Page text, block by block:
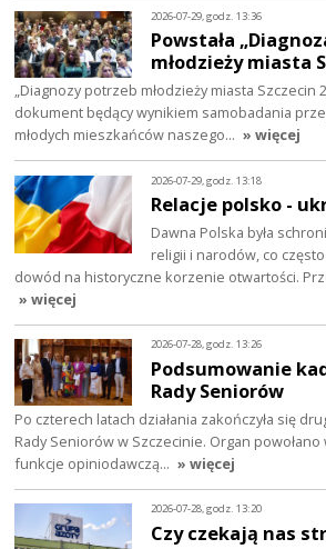
2026-07-29, godz. 13:36
Powstała
młodzieży miasta
„Diagnozy potrzeb młodzieży miasta Szczecin
dokument będący wynikiem samobadania
młodych mieszkańców naszego… » więcej
2026-07-29, godz. 13:18
Relacje polsko -
Dawna Polska była
religii i narodów, co
dowód na historyczne korzenie otwartości.
» więcej
2026-07-28, godz. 13:26
Podsumowanie
Rady Seniorów
Po czterech latach działania zakończyła się
Rady Seniorów w Szczecinie. Organ powołano
funkcje opiniodawczą… » więcej
2026-07-28, godz. 13:20
Czy czekają nas